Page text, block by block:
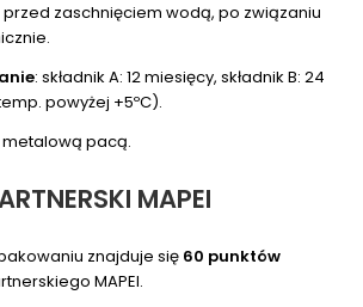
przed zaschnięciem wodą, po związaniu
: składnik A: 12 miesięcy, składnik B: 24
powyżej +5ºC).
metalową pacą.
MAPEI
znajduje się 60 punktów
MAPEI.